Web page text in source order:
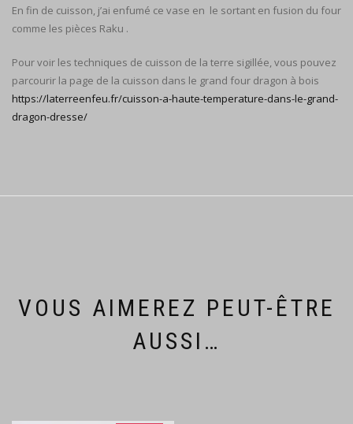
En fin de cuisson, j’ai enfumé ce vase en le sortant en fusion du four
comme les pièces Raku .
Pour voir les techniques de cuisson de la terre sigillée, vous pouvez
parcourir la page de la cuisson dans le grand four dragon à bois
https://laterreenfeu.fr/cuisson-a-haute-temperature-dans-le-grand-
dragon-dresse/
VOUS AIMEREZ PEUT-ÊTRE
AUSSI…